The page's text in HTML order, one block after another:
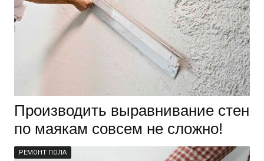
Производить выравнивание стен
по маякам совсем не сложно!
РЕМОНТ ПОЛА